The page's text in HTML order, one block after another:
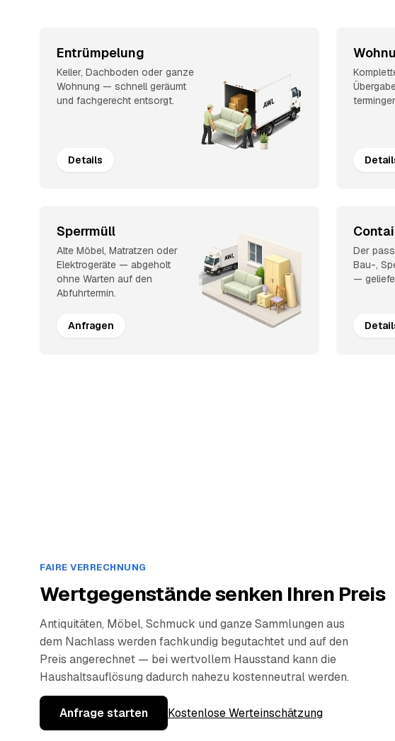
Entrümpelung
Keller, Dachboden oder ganze
Wohnung — schnell geräumt
und fachgerecht entsorgt.
Details
Sperrmüll
Alte Möbel, Matratzen oder
Elektrogeräte — abgeholt
ohne Warten auf den
Abfuhrtermin.
Anfragen
Der
Bau-,
—
FAIRE VERRECHNUNG
Wertgegenstände senken Ihren Preis
Antiquitäten, Möbel, Schmuck und ganze Sammlungen aus
dem Nachlass werden fachkundig begutachtet und auf den
Preis angerechnet — bei wertvollem Hausstand kann die
Haushaltsauflösung dadurch nahezu kostenneutral werden.
Anfrage starten Kostenlose Werteinschätzung